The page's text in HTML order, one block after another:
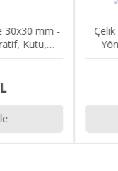
30x30 mm -
Kutu,